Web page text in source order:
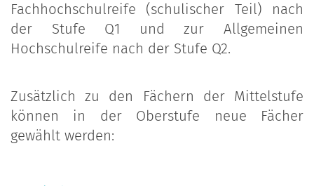
Fachhochschulreife (schulischer Teil) nach
der Stufe Q1 und zur Allgemeinen
Hochschulreife nach der Stufe Q2.
Zusätzlich zu den Fächern der Mittelstufe
können in der Oberstufe neue Fächer
gewählt werden: